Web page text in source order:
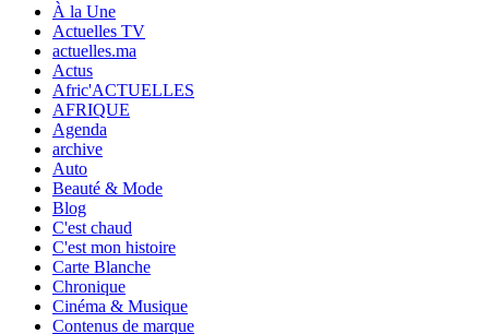
À la Une
Actuelles TV
actuelles.ma
Actus
Afric'ACTUELLES
AFRIQUE
Agenda
archive
Auto
Beauté & Mode
Blog
C'est chaud
C'est mon histoire
Carte Blanche
Chronique
Cinéma & Musique
Contenus de marque